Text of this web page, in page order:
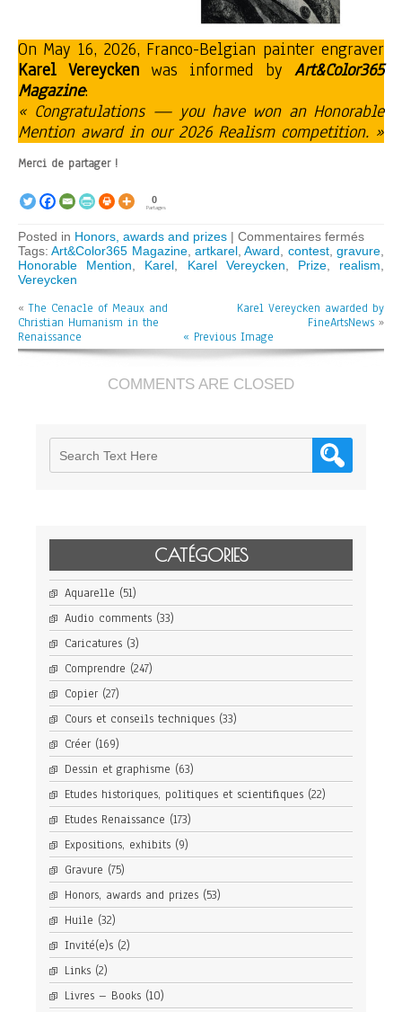
On May 16, 2026, Franco-Belgian painter engraver
Karel Vereycken was informed by Art&Color365
Magazine:
« Congratulations — you have won an Honorable
Mention award in our 2026 Realism competition. »
Merci de partager !
0
Partages
Posted in Honors, awards and prizes | Commentaires ferméssur
Karel
in
Tags:Art&Color365 Magazine,artkarel ,Award contest,gravure
Honorable Mention
Karel Karel Vereycken Prize, realism
Vereycken
«The Cenacle of Meaux and
Christian Humanism in the
Renaissance
Karel Vereycken awarded by
FineArtsNews »
« Previous Image
COMMENTS ARE CLOSED
CATÉGORIES
Aquarelle (51)
Audio comments (33)
Caricatures (3)
Comprendre (247)
Copier (27)
Cours et conseils techniques (33)
Créer (169)
Dessin et graphisme (63)
Etudes historiques, politiques et scientifiques (22)
Etudes Renaissance (173)
Expositions, exhibits (9)
Gravure (75)
Honors, awards and prizes (53)
Huile (32)
Invité(e)s (2)
Links (2)
Livres – Books (10)